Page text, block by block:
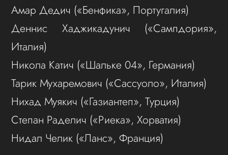
Амар Дедич («Бенфика», Португалия)
Деннис Хаджикадунич («Сампдория»,
Италия)
Никола Катич («Шальке 04», Германия)
Тарик Мухаремович («Сассуоло», Италия)
Нихад Муякич («Газиантеп», Турция)
Степан Раделич («Риека», Хорватия)
Нидал Челик («Ланс», Франция)